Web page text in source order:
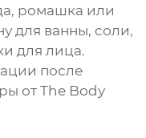
ромашка или
для ванны, соли,
для лица.
после
от The Body